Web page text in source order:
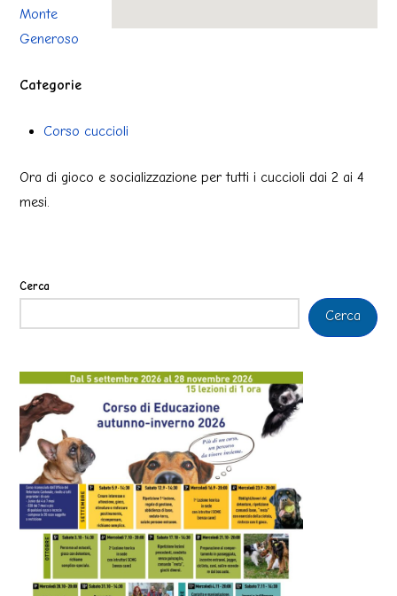
Monte
Generoso
Categorie
Corso cuccioli
Ora di gioco e socializzazione per tutti i cuccioli dai 2 ai 4
mesi.
Cerca
Cerca